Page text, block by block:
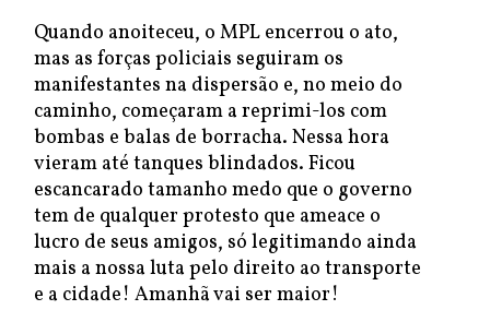
Quando anoiteceu, o MPL encerrou o ato,
mas as forças policiais seguiram os
manifestantes na dispersão e, no meio do
caminho, começaram a reprimi-los com
bombas e balas de borracha. Nessa hora
vieram até tanques blindados. Ficou
escancarado tamanho medo que o governo
tem de qualquer protesto que ameace o
lucro de seus amigos, só legitimando ainda
mais a nossa luta pelo direito ao transporte
e a cidade! Amanhã vai ser maior!